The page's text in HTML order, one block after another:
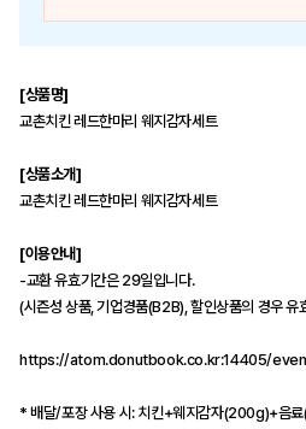
[상품명]
교촌치킨 레드한마리 웨지감자세트
[상품소개]
교촌치킨 레드한마리 웨지감자세트
[이용안내]
-교환 유효기간은 29일입니다.
(시즌성 상품, 기업경품(B2B), 할인상품의 경우 유
https://atom.donutbook.co.kr:14405/
* 배달/포장 사용 시: 치킨+웨지감자(200g)+음